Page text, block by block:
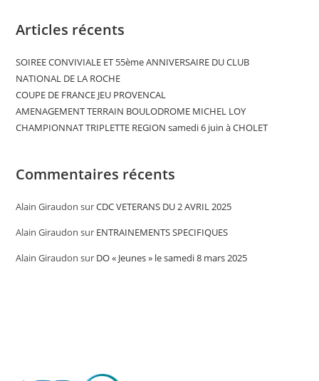
Articles récents
SOIREE CONVIVIALE ET 55ème ANNIVERSAIRE DU CLUB
NATIONAL DE LA ROCHE
COUPE DE FRANCE JEU PROVENCAL
AMENAGEMENT TERRAIN BOULODROME MICHEL LOY
CHAMPIONNAT TRIPLETTE REGION samedi 6 juin à CHOLET
Commentaires récents
Alain Giraudon surCDC VETERANS DU 2 AVRIL 2025
Alain Giraudon sur ENTRAINEMENTS SPECIFIQUES
Alain Giraudon sur DO « Jeunes » le samedi 8 mars 2025